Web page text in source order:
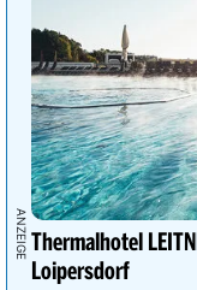
Thermalhotel
Loipersdorf